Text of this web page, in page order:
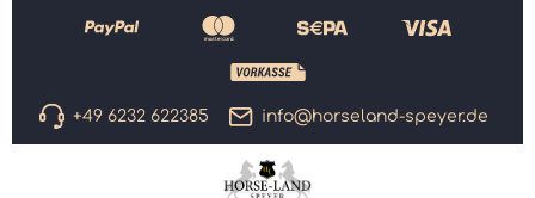
Zum Hauptinhalt springen
+49 6232 622385 info@horseland-speyer.de